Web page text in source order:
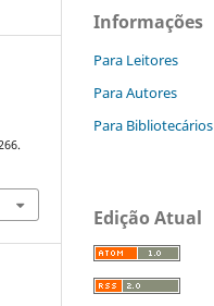
Informações
Para Leitores
Para Autores
Para Bibliotecários
Edição Atual